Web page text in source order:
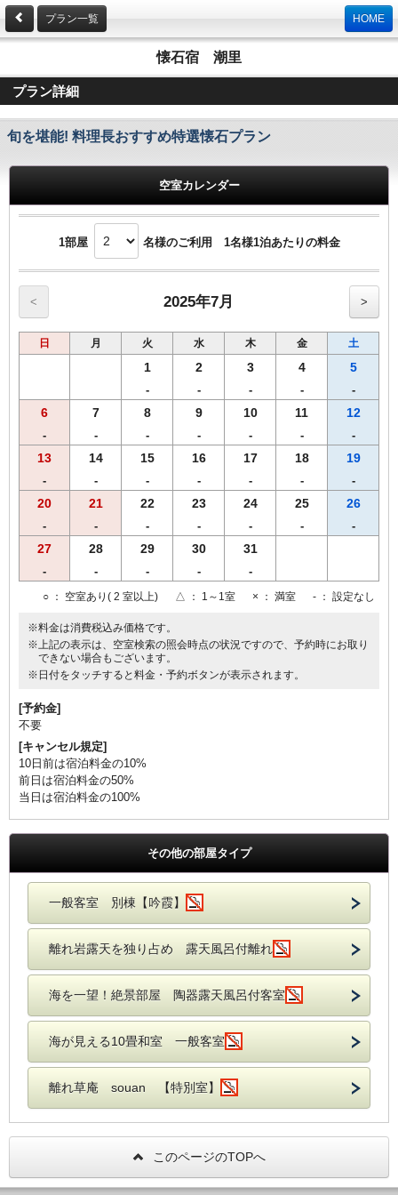
プラン一覧 HOME
懐石宿 潮里
プラン詳細
旬を堪能! 料理長おすすめ特選懐石プラン
空室カレンダー
1部屋 名様のご利用 1名様1泊あたりの料金
< 2025年7月 >
日 月 火 水 木 金 土
1
-
2
-
3
-
4
-
5
-
6
-
7
-
8
-
9
-
10
-
11
-
12
-
13
-
14
-
15
-
16
-
17
-
18
-
19
-
20
-
21
-
22
-
23
-
24
-
25
-
26
-
27
-
28
-
29
-
30
-
31
-
○ ： 空室あり( 2 室以上) △ ： 1～1室 × ： 満室 - ： 設定なし
※料金は消費税込み価格です。
※上記の表示は、空室検索の照会時点の状況ですので、予約時にお取り
できない場合もございます。
※日付をタッチすると料金・予約ボタンが表示されます。
[予約金]
不要
[キャンセル規定]
10日前は宿泊料金の10%
前日は宿泊料金の50%
当日は宿泊料金の100%
その他の部屋タイプ
一般客室 別棟【吟霞】
離れ岩露天を独り占め 露天風呂付離れ
海を一望！絶景部屋 陶器露天風呂付客室
海が見える10畳和室 一般客室
離れ草庵 souan 【特別室】
このページのTOPへ